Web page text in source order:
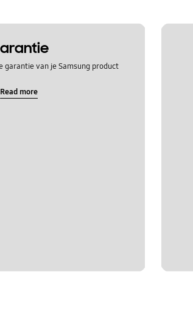
garantie van je Samsung product
Read more